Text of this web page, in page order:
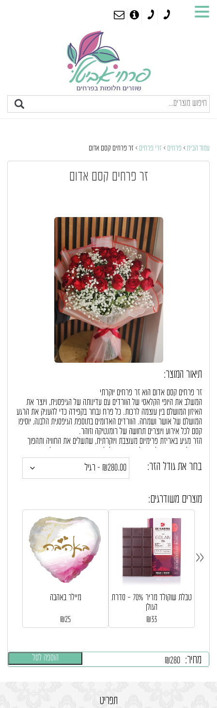
עמוד הבית > פרחים > זרי פרחים > זר פרחים קסם אדום
זר פרחים קסם אדום
תיאור המוצר:
זר פרחים קסם אדום הוא זר פרחים יוקרתי
המשלב את היופי הקלאסי של הוורדים עם עדינותה של הגיפסנית, ויוצר את
האיזון המושלם בין עוצמה לרכות. כל פרח נבחר בקפידה כדי להעניק את הרגע
המושלם של אושר ושמחה. הוורדים האדומים בתוספת הגיפסנית הלבנה, יוסיפו
קסם לכל אירוע ויוצרים תחושה של רומנטיקה וזוהר.
הזר מגיע באריזת פרימיום מעוצבת ויוקרתית, שתשלים את החוויה ותהפוך
נישואין, או פשוט כמתנה אישית שתגיד הכל בלי מילים.
בחר את גודל הזר:
מחיר: ₪280 הוספה לסל
מוצרים משודרגים:
מיילר באהבה
₪25
טבלת שוקולד מריר 70% – סדרת
הגולן
₪33
«
תפריט